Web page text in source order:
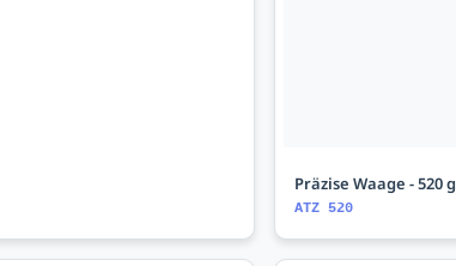
Präzise Waage - 520 g
ATZ 520